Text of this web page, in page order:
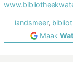
landsmeer,
Maak